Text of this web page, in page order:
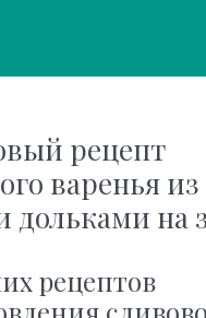
рецепт
варенья
дольками на
рецептов